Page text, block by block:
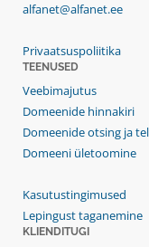
alfanet@alfanet.ee
Privaatsuspoliitika
TEENUSED
Veebimajutus
Domeenide hinnakiri
Domeenide otsing ja
Domeeni ületoomine
Kasutustingimused
Lepingust taganemine
KLIENDITUGI